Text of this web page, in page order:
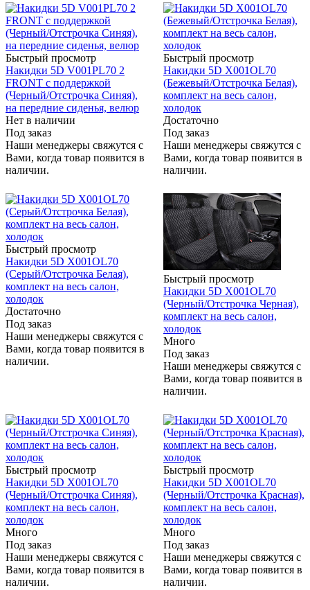
Быстрый просмотр
Накидки 5D V001PL70 2
FRONT с поддержкой
(Черный/Отстрочка Синяя),
на передние сиденья, велюр
Нет в наличии
Под заказ
Наши менеджеры свяжутся с
Вами, когда товар появится в
наличии.
Быстрый просмотр
Накидки 5D X001OL70
(Бежевый/Отстрочка Белая),
комплект на весь салон,
холодок
Достаточно
Под заказ
Наши менеджеры свяжутся с
Вами, когда товар появится в
наличии.
Быстрый просмотр
Накидки 5D X001OL70
(Серый/Отстрочка Белая),
комплект на весь салон,
холодок
Достаточно
Под заказ
Наши менеджеры свяжутся с
Вами, когда товар появится в
наличии.
Быстрый просмотр
Накидки 5D X001OL70
(Черный/Отстрочка Черная),
комплект на весь салон,
холодок
Много
Под заказ
Наши менеджеры свяжутся с
Вами, когда товар появится в
наличии.
Быстрый просмотр
Накидки 5D X001OL70
(Черный/Отстрочка Синяя),
комплект на весь салон,
холодок
Много
Под заказ
Наши менеджеры свяжутся с
Вами, когда товар появится в
наличии.
Быстрый просмотр
Накидки 5D X001OL70
(Черный/Отстрочка Красная),
комплект на весь салон,
холодок
Много
Под заказ
Наши менеджеры свяжутся с
Вами, когда товар появится в
наличии.